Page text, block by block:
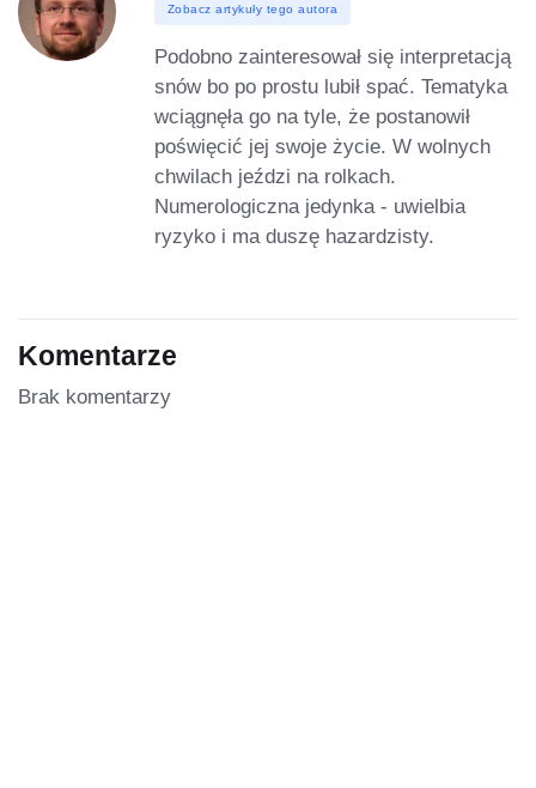
Zobacz artykuły tego autora
Podobno zainteresował się interpretacją
snów bo po prostu lubił spać. Tematyka
wciągnęła go na tyle, że postanowił
poświęcić jej swoje życie. W wolnych
chwilach jeździ na rolkach.
Numerologiczna jedynka - uwielbia
ryzyko i ma duszę hazardzisty.
Komentarze
Brak komentarzy